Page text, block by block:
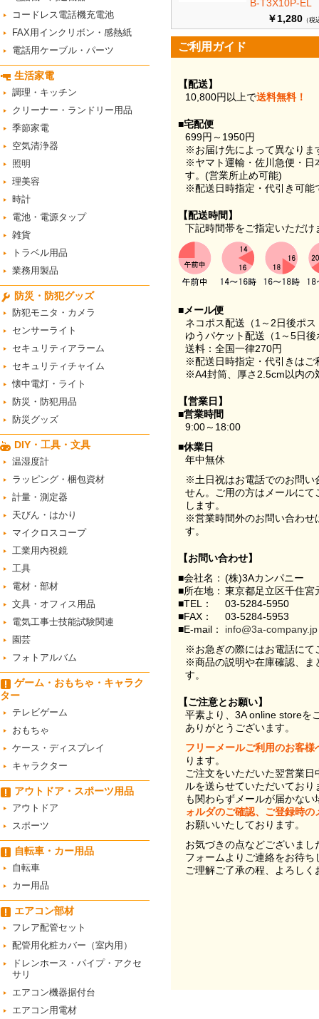
コードレス電話機充電池
FAX用インクリボン・感熱紙
電話用ケーブル・パーツ
生活家電
調理・キッチン
クリーナー・ランドリー用品
季節家電
空気清浄器
照明
理美容
時計
電池・電源タップ
雑貨
トラベル用品
業務用製品
防災・防犯グッズ
防犯モニタ・カメラ
センサーライト
セキュリティアラーム
セキュリティチャイム
懐中電灯・ライト
防災・防犯用品
防災グッズ
DIY・工具・文具
温湿度計
ラッピング・梱包資材
計量・測定器
天びん・はかり
マイクロスコープ
工業用内視鏡
工具
電材・部材
文具・オフィス用品
電気工事士技能試験関連
園芸
フォトアルバム
ゲーム・おもちゃ・キャラク
ター
テレビゲーム
おもちゃ
ケース・ディスプレイ
キャラクター
アウトドア・スポーツ用品
アウトドア
スポーツ
自転車・カー用品
自転車
カー用品
エアコン部材
フレア配管セット
配管用化粧カバー（室内用）
ドレンホース・パイプ・アクセ
サリ
エアコン機器据付台
エアコン用電材
B-T3X10P-EL
￥1,280 （税
ご利用ガイド
【配送】
10,800円以上で送料無料！
■宅配便
699円～1950円
※お届け先によって異なりま
※ヤマト運輸・佐川急便・日
す。(営業所止め可能)
※配送日時指定・代引き可能
【配送時間】
下記時間帯をご指定いただけ
■メール便
ネコポス配送（1～2日後ポ
ゆうパケット配送（1～5日
送料：全国一律270円
※配送日時指定・代引きはご
※A4封筒、厚さ2.5cm以内の
【営業日】
■営業時間
9:00～18:00
■休業日
年中無休
※土日祝はお電話でのお問い
せん。ご用の方はメールに
します。
※営業時間外のお問い合わせ
す。
【お問い合わせ】
■会社名： (株)3Aカンパニー
■所在地： 東京都足立区千住
■TEL：
03-5284-5950
■FAX：
03-5284-5953
■E-mail：
info@3a-company.jp
※お急ぎの際にはお電話にて
※商品の説明や在庫確認、ま
す。
【ご注意とお願い】
平素より、3A online storeを
ありがとうございます。
フリーメールご利用のお客様
ります。
ご注文をいただいた翌営業
ルを送らせていただいてお
も関わらずメールが届かない
ォルダのご確認、ご登録時
お願いいたしております。
お気づきの点などございま
フォームよりご連絡をお待ち
ご理解ご了承の程、よろし